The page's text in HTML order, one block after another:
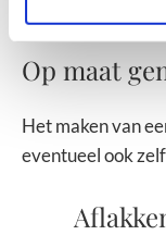
Op maat
Het maken van
eventueel ook